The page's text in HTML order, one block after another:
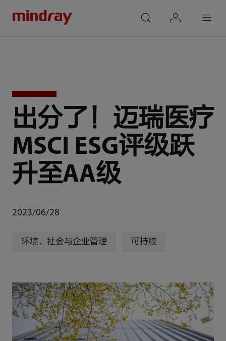
出分了！迈瑞医疗
MSCI ESG评级跃
升至AA级
2023/06/28
环境、社会与企业管理 可持续